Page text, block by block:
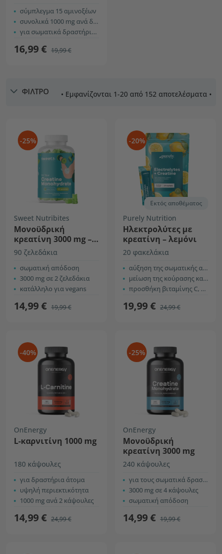
σύμπλεγμα 15 αμινοξέων
συνολικά 1000 mg ανά δόση
για σωματικά δραστήριους
16,99 € 19,99 €
ΦΙΛΤΡΟ • Εμφανίζονται 1-20 από 152 αποτελέσματα •
-25%
Sweet Nutribites
Μονοϋδρική
κρεατίνη 3000 mg –
μήλο
90 ζελεδάκια
σωματική απόδοση
3000 mg σε 2 ζελεδάκια
κατάλληλο για vegans
14,99 € 19,99 €
-20%
Εκτός αποθέματος
Purely Nutrition
Ηλεκτρολύτες με
κρεατίνη – λεμόνι
20 φακελάκια
αύξηση της σωματικής απόδοσης
μείωση της κούρασης και της κόπωσης
προσθήκη βιταμίνης C, B6 και B12
19,99 € 24,99 €
-40%
OnEnergy
L-καρνιτίνη 1000 mg
180 κάψουλες
για δραστήρια άτομα
υψηλή περιεκτικότητα
1000 mg ανά 2 κάψουλες
14,99 € 24,99 €
-25%
OnEnergy
Μονοϋδρική
κρεατίνη 3000 mg
240 κάψουλες
για τους σωματικά δραστήριους
3000 mg σε 4 κάψουλες
σωματική απόδοση
14,99 € 19,99 €